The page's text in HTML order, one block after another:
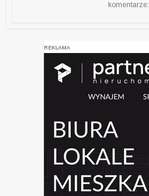
komentarze:
REKLAMA